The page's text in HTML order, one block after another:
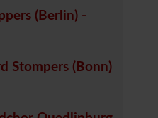
(Berlin) -
Stompers (Bonn)